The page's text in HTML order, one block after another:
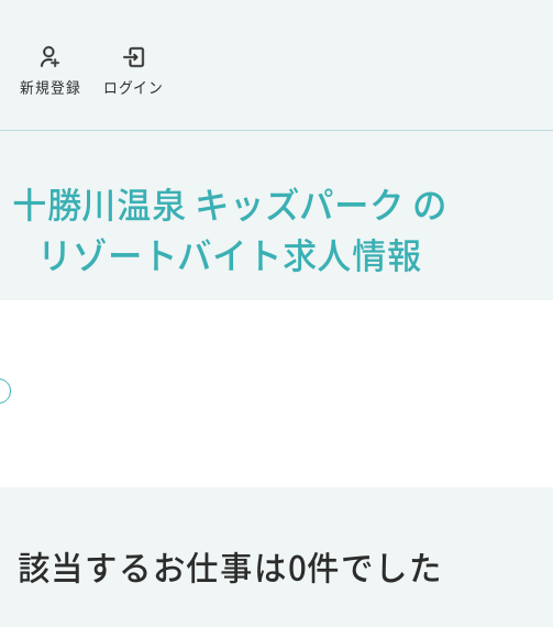
ログイン
新規登録
十勝川温泉 キッズパーク の
リゾートバイト求人情報
該当するお仕事は0件でした